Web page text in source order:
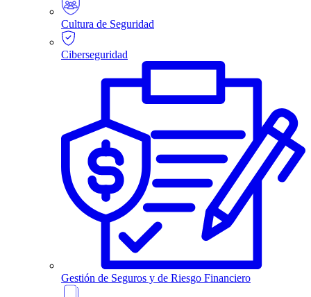
Cultura de Seguridad
Ciberseguridad
Gestión de Seguros y de Riesgo Financiero